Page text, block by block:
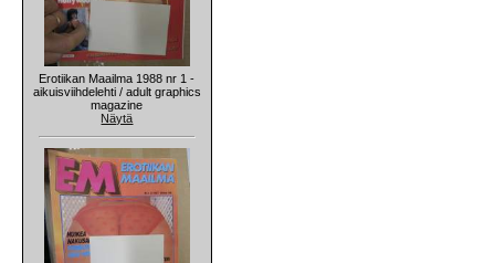
Erotiikan Maailma 1988 nr 1 -
aikuisviihdelehti / adult graphics
magazine
Näytä